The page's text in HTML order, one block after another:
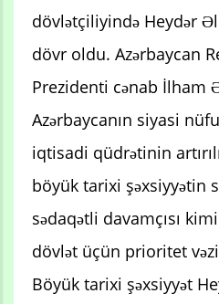
dövlətçiliyində Heydər
dövr oldu. Azərbaycan
Prezidenti cənab İlham
Azərbaycanın siyasi
iqtisadi qüdrətinin
böyük tarixi şəxsiyyətin
sədaqətli davamçısı
dövlət üçün prioritet
Böyük tarixi şəxsiyyət